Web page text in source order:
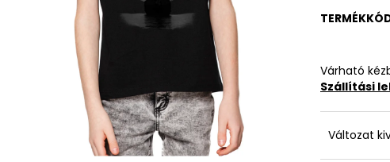
Várható
Szállítási
Változat